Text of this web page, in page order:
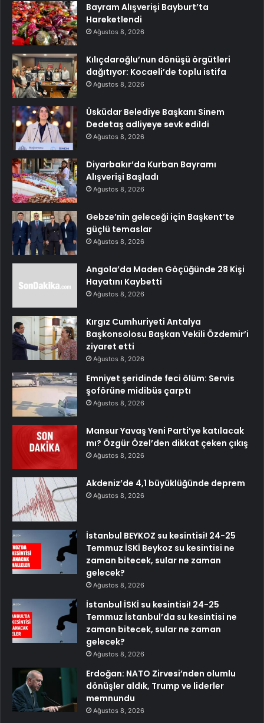
Bayram Alışverişi Bayburt’ta
Hareketlendi
Ağustos 8, 2026
Kılıçdaroğlu’nun dönüşü örgütleri
dağıtıyor: Kocaeli’de toplu istifa
Ağustos 8, 2026
Üsküdar Belediye Başkanı Sinem
Dedetaş adliyeye sevk edildi
Ağustos 8, 2026
Diyarbakır’da Kurban Bayramı
Alışverişi Başladı
Ağustos 8, 2026
Gebze’nin geleceği için Başkent’te
güçlü temaslar
Ağustos 8, 2026
Angola’da Maden Göçüğünde 28 Kişi
Hayatını Kaybetti
Ağustos 8, 2026
Kırgız Cumhuriyeti Antalya
Başkonsolosu Başkan Vekili Özdemir’i
ziyaret etti
Ağustos 8, 2026
Emniyet şeridinde feci ölüm: Servis
şoförüne midibüs çarptı
Ağustos 8, 2026
Mansur Yavaş Yeni Parti’ye katılacak
mı? Özgür Özel’den dikkat çeken çıkış
Ağustos 8, 2026
Akdeniz’de 4,1 büyüklüğünde deprem
Ağustos 8, 2026
İstanbul BEYKOZ su kesintisi! 24-25
Temmuz İSKİ Beykoz su kesintisi ne
zaman bitecek, sular ne zaman
gelecek?
Ağustos 8, 2026
İstanbul İSKİ su kesintisi! 24-25
Temmuz İstanbul’da su kesintisi ne
zaman bitecek, sular ne zaman
gelecek?
Ağustos 8, 2026
Erdoğan: NATO Zirvesi’nden olumlu
dönüşler aldık, Trump ve liderler
memnundu
Ağustos 8, 2026